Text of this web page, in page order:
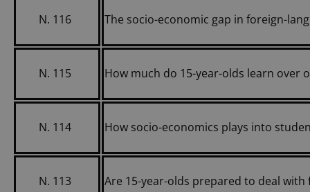
N. 116 The socio-economic gap in foreign-
N. 115 How much do 15-year-olds learn over
N. 114 How socio-economics plays into
N. 113 Are 15-year-olds prepared to deal